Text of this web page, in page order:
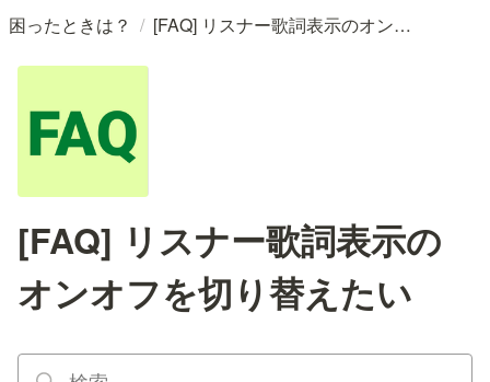
困ったときは？ / [FAQ] リスナー歌詞表示のオンオフを切り替えたい
[FAQ] リスナー歌詞表示の
オンオフを切り替えたい